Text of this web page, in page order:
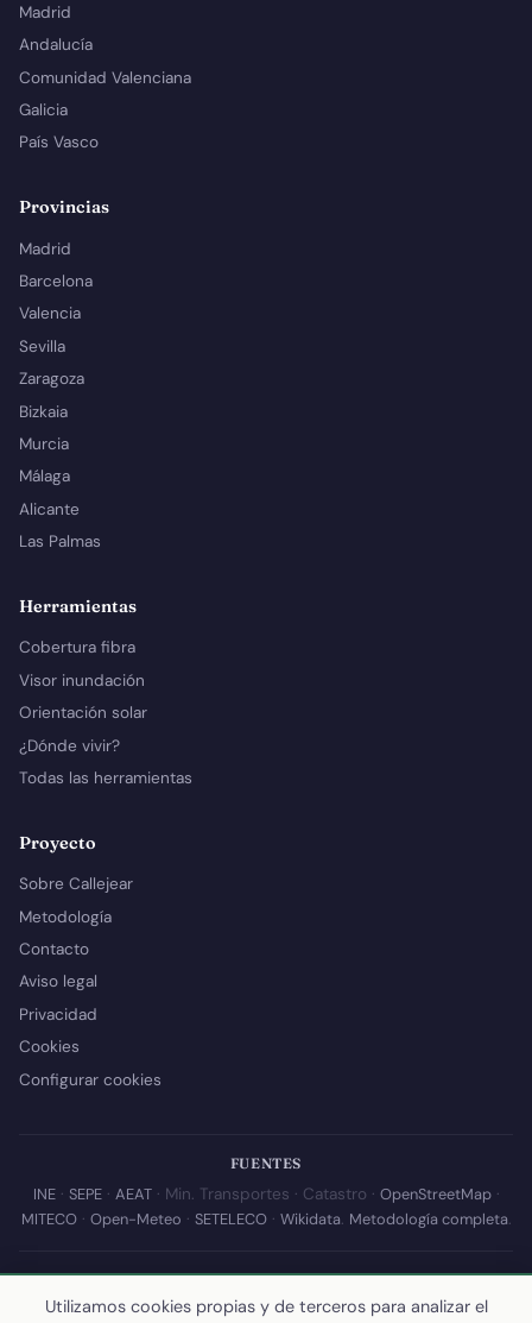
Madrid
Andalucía
Comunidad Valenciana
Galicia
País Vasco
Provincias
Madrid
Barcelona
Valencia
Sevilla
Zaragoza
Bizkaia
Murcia
Málaga
Alicante
Las Palmas
Herramientas
Cobertura fibra
Visor inundación
Orientación solar
¿Dónde vivir?
Todas las herramientas
Proyecto
Sobre Callejear
Metodología
Contacto
Aviso legal
Privacidad
Cookies
Configurar cookies
FUENTES
INE· SEPE· AEAT· Min. Transportes · Catastro · OpenStreetMap·
MITECO· Open-Meteo · SETELECO· Wikidata. Metodología completa.
© 2026 Callejear.com — Directorio municipal de España con datos
abiertos. Desarrollado y mantenido porYoel Castaño.
Utilizamos cookies propias y de terceros para analizar el